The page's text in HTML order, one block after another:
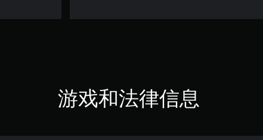
游戏和法律信息